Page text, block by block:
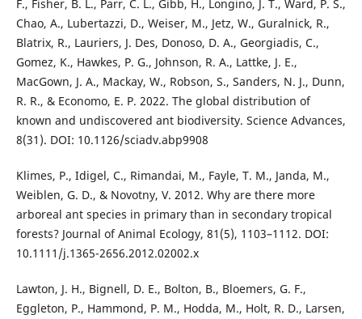
F., Fisher, B. L., Parr, C. L., Gibb, H., Longino, J. T., Ward, P. S.,
Chao, A., Lubertazzi, D., Weiser, M., Jetz, W., Guralnick, R.,
Blatrix, R., Lauriers, J. Des, Donoso, D. A., Georgiadis, C.,
Gomez, K., Hawkes, P. G., Johnson, R. A., Lattke, J. E.,
MacGown, J. A., Mackay, W., Robson, S., Sanders, N. J., Dunn,
R. R., & Economo, E. P. 2022. The global distribution of
known and undiscovered ant biodiversity. Science Advances,
8(31). DOI: 10.1126/sciadv.abp9908
Klimes, P., Idigel, C., Rimandai, M., Fayle, T. M., Janda, M.,
Weiblen, G. D., & Novotny, V. 2012. Why are there more
arboreal ant species in primary than in secondary tropical
forests? Journal of Animal Ecology, 81(5), 1103–1112. DOI:
10.1111/j.1365-2656.2012.02002.x
Lawton, J. H., Bignell, D. E., Bolton, B., Bloemers, G. F.,
Eggleton, P., Hammond, P. M., Hodda, M., Holt, R. D., Larsen,